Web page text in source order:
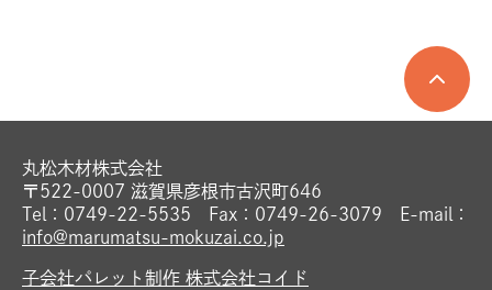
丸松木材株式会社
〒522-0007 滋賀県彦根市古沢町646
Tel：0749-22-5535 Fax：0749-26-3079 E-mail：
info@marumatsu-mokuzai.co.jp
子会社パレット制作 株式会社コイド